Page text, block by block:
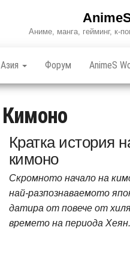
Аниме, манга, гейминг, к-
Азия Форум AnimeS
Кимоно
Кратка история
кимоно
Скромното начало на
най-разпознаваемото
датира от повече от
времето на периода